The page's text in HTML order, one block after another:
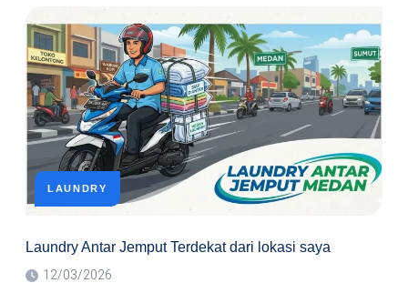
DAN
SATUAN
TERDEKAT
LAUNDRY
Laundry Antar Jemput Terdekat dari lokasi saya
12/03/2026